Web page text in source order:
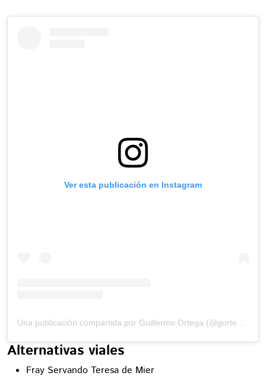
Ver esta publicación en Instagram
Alternativas viales
Fray Servando Teresa de Mier